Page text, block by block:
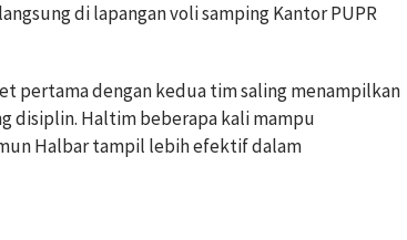
di lapangan voli samping Kantor PUPR
pertama dengan kedua tim saling menampilkan
disiplin. Haltim beberapa kali mampu
Halbar tampil lebih efektif dalam